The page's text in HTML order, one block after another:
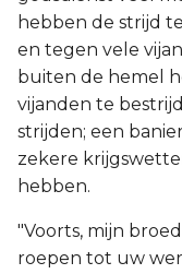
hebben de strijd
en tegen vele
buiten de hemel
vijanden te
strijden; een
zekere
hebben.
"Voorts, mijn
roepen tot uw